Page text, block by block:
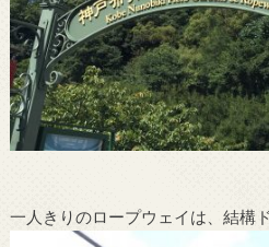
一人きりのロープウェイは、結